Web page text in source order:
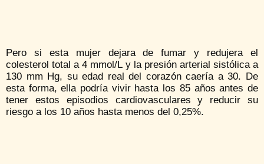
Pero si esta mujer dejara de fumar y redujera el
colesterol total a 4 mmol/L y la presión arterial sistólica a
130 mm Hg, su edad real del corazón caería a 30. De
esta forma, ella podría vivir hasta los 85 años antes de
tener estos episodios cardiovasculares y reducir su
riesgo a los 10 años hasta menos del 0,25%.